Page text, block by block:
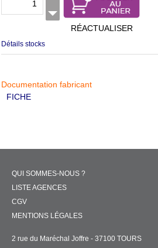
RÉACTUALISER
Détails stocks
Documentation fabricant
FICHE
QUI SOMMES-NOUS ?
LISTE AGENCES
CGV
MENTIONS LÉGALES
2 rue du Maréchal Joffre - 37100 TOURS